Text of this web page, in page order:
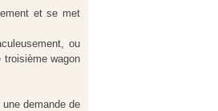
et se met
ou
wagon
demande de